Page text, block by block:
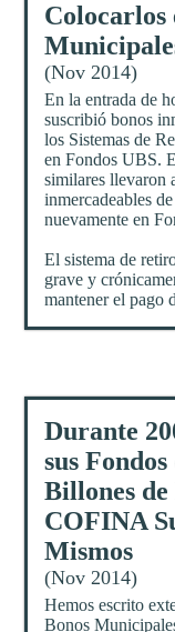
Colocarlos
(Nov 2014)
En la entrada de
suscribió bonos
los Sistemas de
en Fondos UBS.
similares llevaron
inmercadeables
nuevamente en
El sistema de
grave y
mantener el pago
Durante
sus
Billones de
COFINA
Mismos
(Nov 2014)
Hemos escrito
Bonos